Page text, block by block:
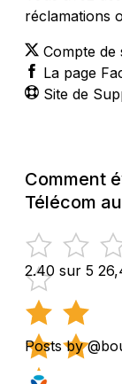
réclamations
Compte
La page
Site de
Comment
Télécom
2.40 sur 5
Posts by